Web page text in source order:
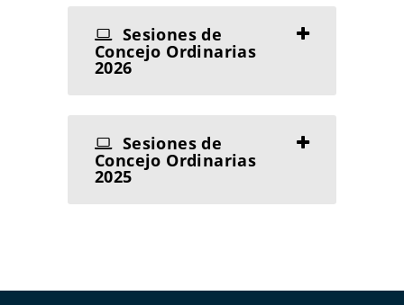
Sesiones de
Concejo Ordinarias
2026
Sesiones de
Concejo Ordinarias
2025